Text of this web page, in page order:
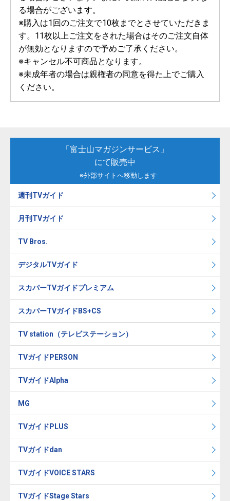
る場合がございます。
※購入は1回のご注文で10枚までとさせていただきま
す。11枚以上ご注文をされた場合はそのご注文自体
が無効となりますので予めご了承ください。
※キャンセル不可商品となります。
※未成年者の場合は親権者の同意を得た上でご購入
ください。
「富士山マガジンサービス」
にて販売中
※外部サイトへ移動します
週刊TVガイド
月刊TVガイド
TV Bros.
デジタルTVガイド
スカパーTVガイドプレミアム
スカパーTVガイドBS+CS
TV station（テレビステーション）
TVガイドPERSON
TVガイドAlpha
MG
TVガイドPLUS
TVガイドdan
TVガイドVOICE STARS
TVガイドStage Stars